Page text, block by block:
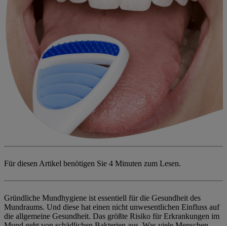
Für diesen Artikel benötigen Sie 4 Minuten zum Lesen.
Gründliche Mundhygiene ist essentiell für die Gesundheit des
Mundraums. Und diese hat einen nicht unwesentlichen Einfluss auf
die allgemeine Gesundheit. Das größte Risiko für Erkrankungen im